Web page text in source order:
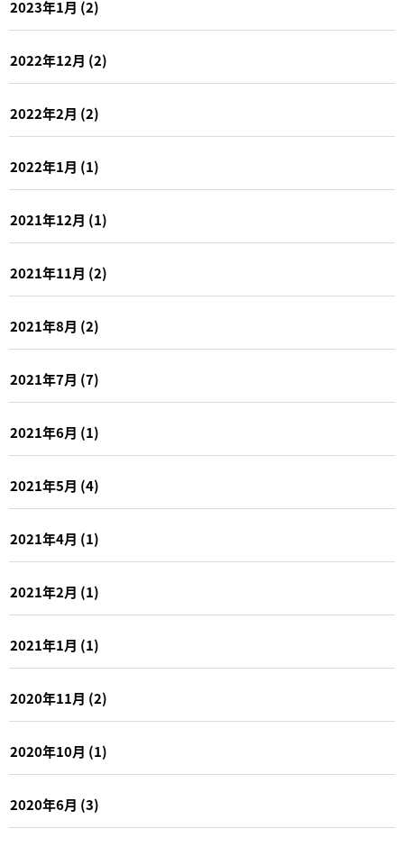
2023年1月 (2)
2022年12月 (2)
2022年2月 (2)
2022年1月 (1)
2021年12月 (1)
2021年11月 (2)
2021年8月 (2)
2021年7月 (7)
2021年6月 (1)
2021年5月 (4)
2021年4月 (1)
2021年2月 (1)
2021年1月 (1)
2020年11月 (2)
2020年10月 (1)
2020年6月 (3)